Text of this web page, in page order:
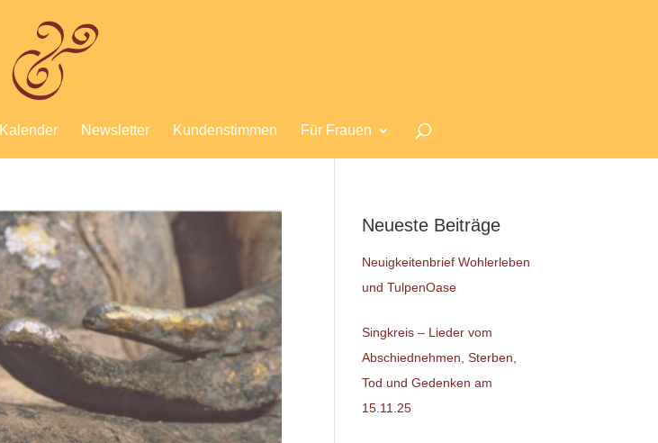
Kalender Newsletter Kundenstimmen Für Frauen
Neueste Beiträge
Neuigkeitenbrief Wohlerleben
und TulpenOase
Singkreis – Lieder vom
Abschiednehmen, Sterben,
Tod und Gedenken am
15.11.25